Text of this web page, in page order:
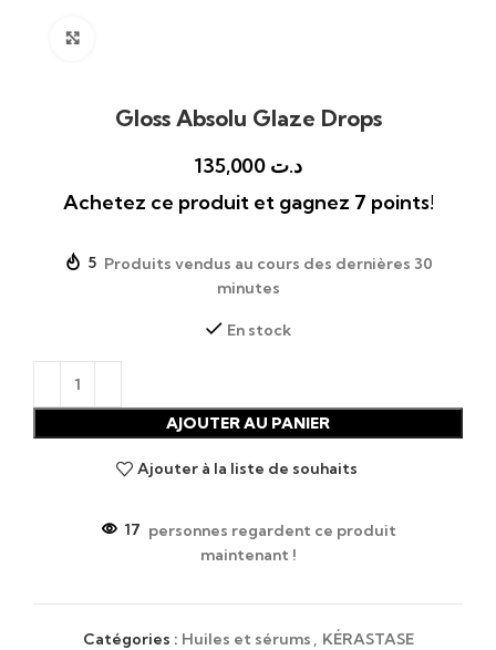
Gloss Absolu Glaze Drops
د.ت
Achetez ce produit et gagnez 7 points!
5 Produits vendus au cours des dernières 30
minutes
En stock
AJOUTER AU PANIER
Ajouter à la liste de souhaits
17 personnes regardent ce produit
maintenant !
Catégories : Huiles et sérums
KÉRASTASE